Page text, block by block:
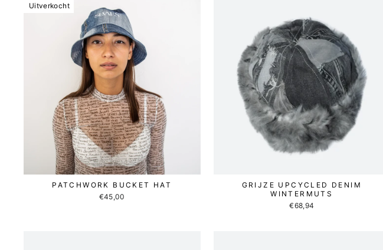
Uitverkocht
PATCHWORK BUCKET HAT
€45,00
GRIJZE UPCYCLED DENIM
WINTERMUTS
€68,94